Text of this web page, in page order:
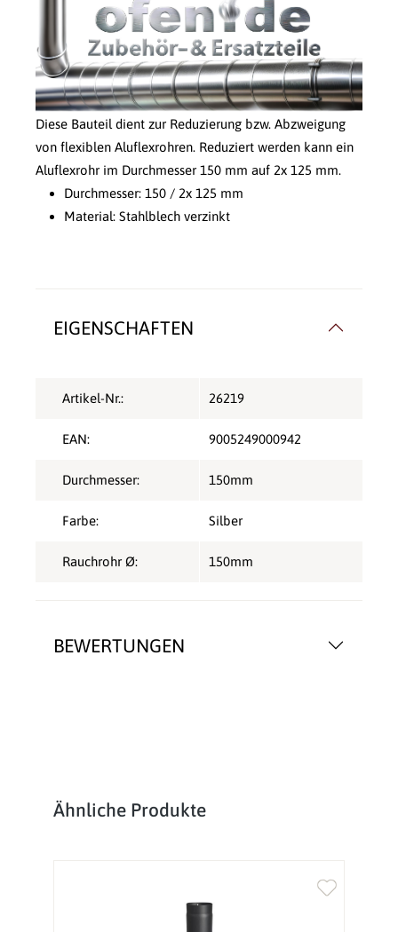
Diese Bauteil dient zur Reduzierung bzw. Abzweigung
von flexiblen Aluflexrohren. Reduziert werden kann ein
Aluflexrohr im Durchmesser 150 mm auf 2x 125 mm.
Durchmesser: 150 / 2x 125 mm
Material: Stahlblech verzinkt
BEWERTUNGEN
EIGENSCHAFTEN
Artikel-Nr.: 26219
EAN: 9005249000942
Durchmesser: 150mm
Farbe: Silber
Rauchrohr Ø: 150mm
Produktgalerie überspringen
Ähnliche Produkte